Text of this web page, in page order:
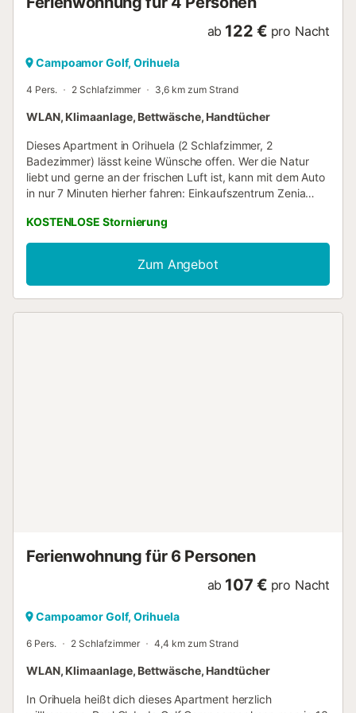
ab 122 € pro Nacht
Campoamor Golf, Orihuela
4 Pers. 2 Schlafzimmer 3,6 km zum Strand
WLAN, Klimaanlage, Bettwäsche, Handtücher
Dieses Apartment in Orihuela (2 Schlafzimmer, 2
Badezimmer) lässt keine Wünsche offen. Wer die Natur
liebt und gerne an der frischen Luft ist, kann mit dem Auto
in nur 7 Minuten hierher fahren: Einkaufszentrum Zenia
sich Folgendes: Strand Campoamor. Setz dich hinters
Steuer und unternimm ganz entspannt Ausflüge zu nahe
gelegenen Sehenswürdigkeiten wie Real Club de Golf
Campoamor (3 Autominuten) oder Club de Golf Villamartin
(6 Autominuten). Während deines Aufenthalts kannst du
KOSTENLOSE Stornierung
Zum Angebot
Ferienwohnung für 6 Personen
ab 107 € pro Nacht
Campoamor Golf, Orihuela
6 Pers. 2 Schlafzimmer 4,4 km zum Strand
WLAN, Klimaanlage, Bettwäsche, Handtücher
In Orihuela heißt dich dieses Apartment herzlich